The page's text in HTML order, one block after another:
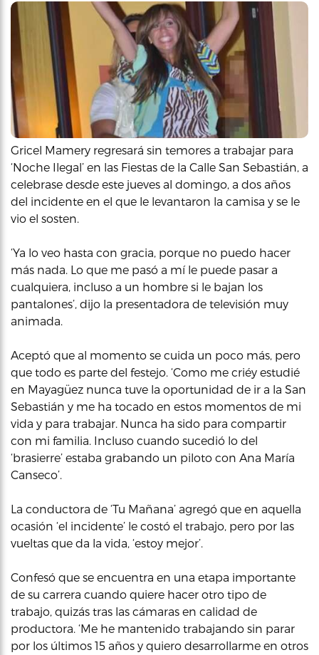
Gricel Mamery regresará sin temores a trabajar para
‘Noche Ilegal’ en las Fiestas de la Calle San Sebastián, a
celebrase desde este jueves al domingo, a dos años
del incidente en el que le levantaron la camisa y se le
vio el sosten.
‘Ya lo veo hasta con gracia, porque no puedo hacer
más nada. Lo que me pasó a mí le puede pasar a
cualquiera, incluso a un hombre si le bajan los
pantalones’, dijo la presentadora de televisión muy
animada.
Aceptó que al momento se cuida un poco más, pero
que todo es parte del festejo. ‘Como me criéy estudié
en Mayagüez nunca tuve la oportunidad de ir a la San
Sebastián y me ha tocado en estos momentos de mi
vida y para trabajar. Nunca ha sido para compartir
con mi familia. Incluso cuando sucedió lo del
‘brasierre’ estaba grabando un piloto con Ana María
Canseco’.
La conductora de ‘Tu Mañana’ agregó que en aquella
ocasión ‘el incidente’ le costó el trabajo, pero por las
vueltas que da la vida, ‘estoy mejor’.
Confesó que se encuentra en una etapa importante
de su carrera cuando quiere hacer otro tipo de
trabajo, quizás tras las cámaras en calidad de
productora. ‘Me he mantenido trabajando sin parar
por los últimos 15 años y quiero desarrollarme en otros